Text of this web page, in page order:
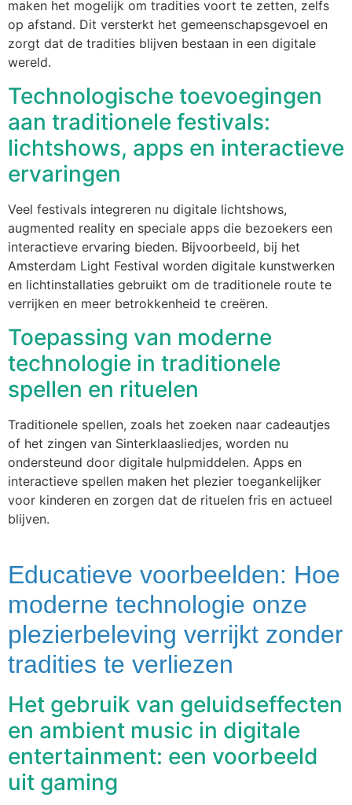
maken het mogelijk om tradities voort te zetten, zelfs
op afstand. Dit versterkt het gemeenschapsgevoel en
zorgt dat de tradities blijven bestaan in een digitale
wereld.
Technologische toevoegingen
aan traditionele festivals:
lichtshows, apps en interactieve
ervaringen
Veel festivals integreren nu digitale lichtshows,
augmented reality en speciale apps die bezoekers een
interactieve ervaring bieden. Bijvoorbeeld, bij het
Amsterdam Light Festival worden digitale kunstwerken
en lichtinstallaties gebruikt om de traditionele route te
verrijken en meer betrokkenheid te creëren.
Toepassing van moderne
technologie in traditionele
spellen en rituelen
Traditionele spellen, zoals het zoeken naar cadeautjes
of het zingen van Sinterklaasliedjes, worden nu
ondersteund door digitale hulpmiddelen. Apps en
interactieve spellen maken het plezier toegankelijker
voor kinderen en zorgen dat de rituelen fris en actueel
blijven.
Educatieve voorbeelden: Hoe
moderne technologie onze
plezierbeleving verrijkt zonder
tradities te verliezen
Het gebruik van geluidseffecten
en ambient music in digitale
entertainment: een voorbeeld
uit gaming